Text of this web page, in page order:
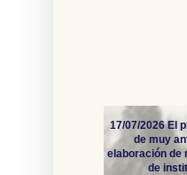
17/07/2026 El
de muy
elaboración de
de